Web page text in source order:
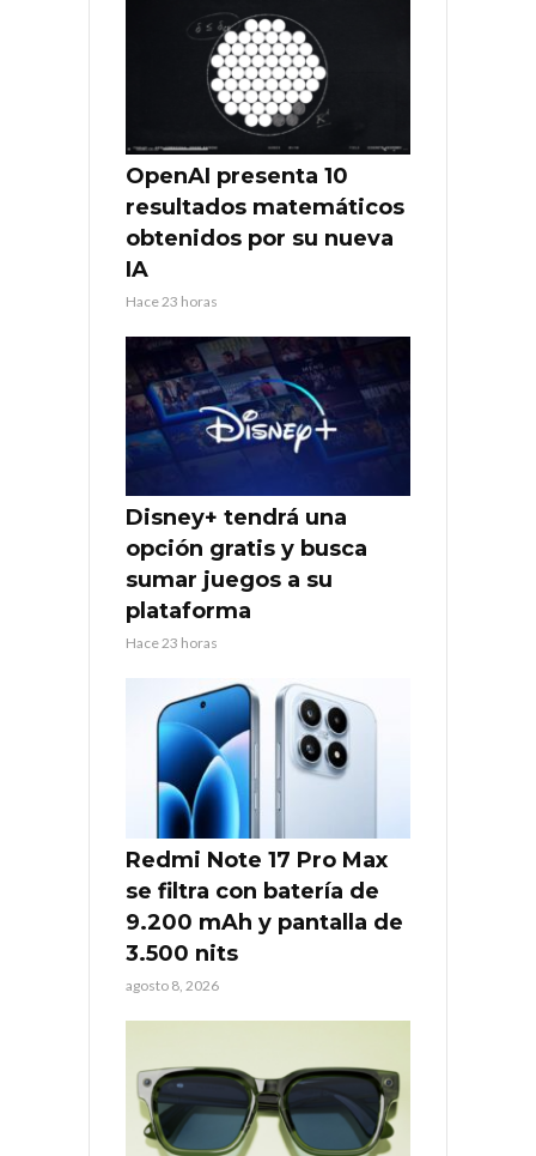
OpenAI presenta 10
resultados matemáticos
obtenidos por su nueva
IA
Hace 23 horas
Disney+ tendrá una
opción gratis y busca
sumar juegos a su
plataforma
Hace 23 horas
Redmi Note 17 Pro Max
se filtra con batería de
9.200 mAh y pantalla de
3.500 nits
agosto 8, 2026